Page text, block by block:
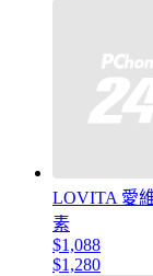
LOVITA 愛
素
$1,088
$1,280